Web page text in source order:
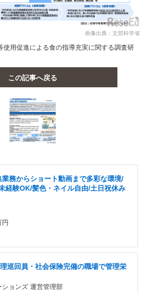
画像出典：文部科学省
使用促進による食の指導充実に関する調査研
この記事へ戻る
務からショート動画まで多彩な環境/
経験OK/髪色・ネイル自由/土日祝休み
円
巡回員・社会保険完備の職場で管理栄
ョンズ 運営管理部